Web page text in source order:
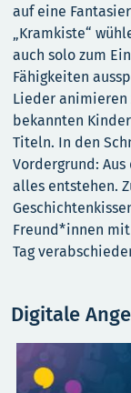
auf eine
„Kramkiste“
auch solo zum
Fähigkeiten
Lieder
bekannten
Titeln. In den
Vordergrund:
alles entstehen.
Freund*innen
Tag
Digitale